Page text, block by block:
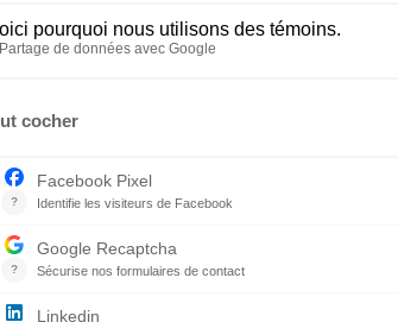
Les TSA étoiles ont toutes une
toujours en mode solution
elles sont dévouées et elles sont
car cela démontre leur appartenance à
TSA superstar reste en mode
que ce qui lui est demandé sur
prendra souvent des initiatives, tout
et compris les besoins du
je me retourne et que tout est prêt…
toutes les tâches à faire pour
trier facilement ce qui est important
moins occupé. Elle sait
réservent les patients ! On doit tous
le sourire en plus !